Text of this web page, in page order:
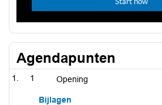
Agendapunten
1 Opening
Bijlagen